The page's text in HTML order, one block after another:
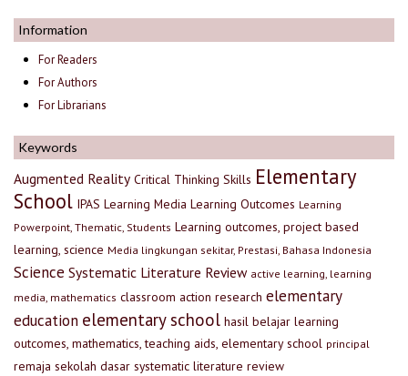
Information
For Readers
For Authors
For Librarians
Keywords
Augmented Reality Critical Thinking Skills Elementary
School IPAS Learning Media Learning Outcomes Learning
Powerpoint, Thematic, Students Learning outcomes, project based
learning, science Media lingkungan sekitar, Prestasi, Bahasa Indonesia
Science Systematic Literature Review active learning, learning
media, mathematics classroom action research elementary
education elementary school hasil belajar learning
outcomes, mathematics, teaching aids, elementary school principal
remaja sekolah dasar systematic literature review